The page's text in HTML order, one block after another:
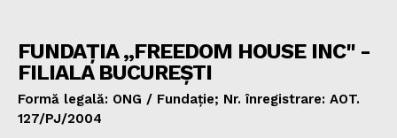
FUNDAȚIA „FREEDOM HOUSE INC" -
FILIALA BUCUREȘTI
Formă legală: ONG / Fundație; Nr. înregistrare: AOT.
127/PJ/2004